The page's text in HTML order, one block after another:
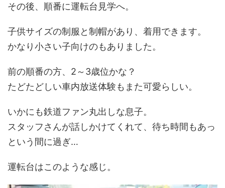
その後、順番に運転台見学へ。
子供サイズの制服と制帽があり、着用できます。
かなり小さい子向けのもありました。
前の順番の方、2～3歳位かな？
たどたどしい車内放送体験もまた可愛らしい。
いかにも鉄道ファン丸出しな息子。
スタッフさんが話しかけてくれて、待ち時間もあっ
という間に過ぎ…
運転台はこのような感じ。